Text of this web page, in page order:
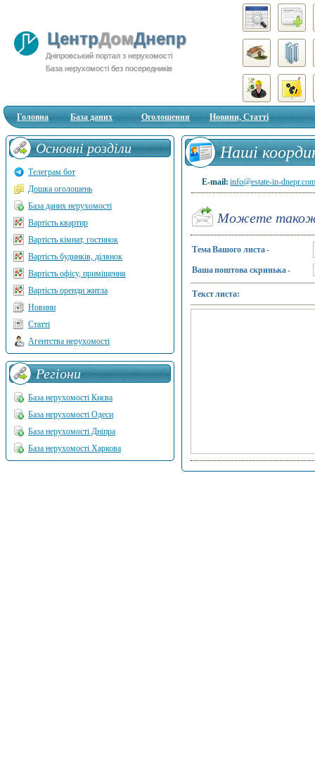
ЦентрДомДнепр
Дніпровський портал з нерухомості
База нерухомості без посередників
Головна База даних Оголошення Новини, Статті
Наші
E-mail:info@estate-in-
Можете також
Тема Вашого листа -
Ваша поштова скринька -
Текст листа:
Основні розділи
Телеграм бот
Дошка оголошень
База даних нерухомості
Вартість квартир
Вартість кімнат, гостинок
Вартість будинків, ділянок
Вартість офісу, приміщення
Вартість оренди житла
Новини
Статті
Агентства нерухомості
Регіони
База нерухомості Києва
База нерухомості Одеси
База нерухомості Дніпра
База нерухомості Харкова